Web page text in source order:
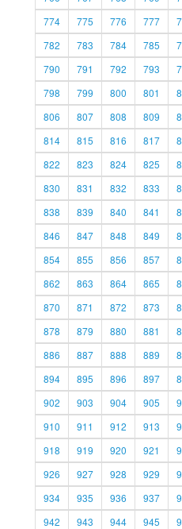
774
775 776 777
782
783 784 785
790
791 792 793
798
799 800 801
806
807 808 809
814
815 816 817
822
823 824 825
830
831 832 833
838
839 840 841
846
847 848 849
854
855 856 857
862
863 864 865
870
871 872 873
878
879 880 881
886
887 888 889
894
895 896 897
902
903 904 905
910
911 912 913
918
919 920 921
926
927 928 929
934
935 936 937
942
943 944 945